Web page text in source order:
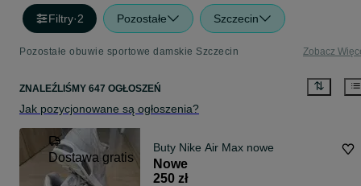
Filtry·2 Pozostałe Szczecin
Pozostałe obuwie sportowe damskie Szczecin Zobacz
ZNALEŹLIŚMY 647 OGŁOSZEŃ
Jak pozycjonowane są ogłoszenia?
Dostawa gratis
Buty Nike Air Max nowe
Nowe
250 zł